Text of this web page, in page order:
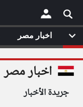
×اخبار مصر
جريدة الأخبار
اخبار مصر